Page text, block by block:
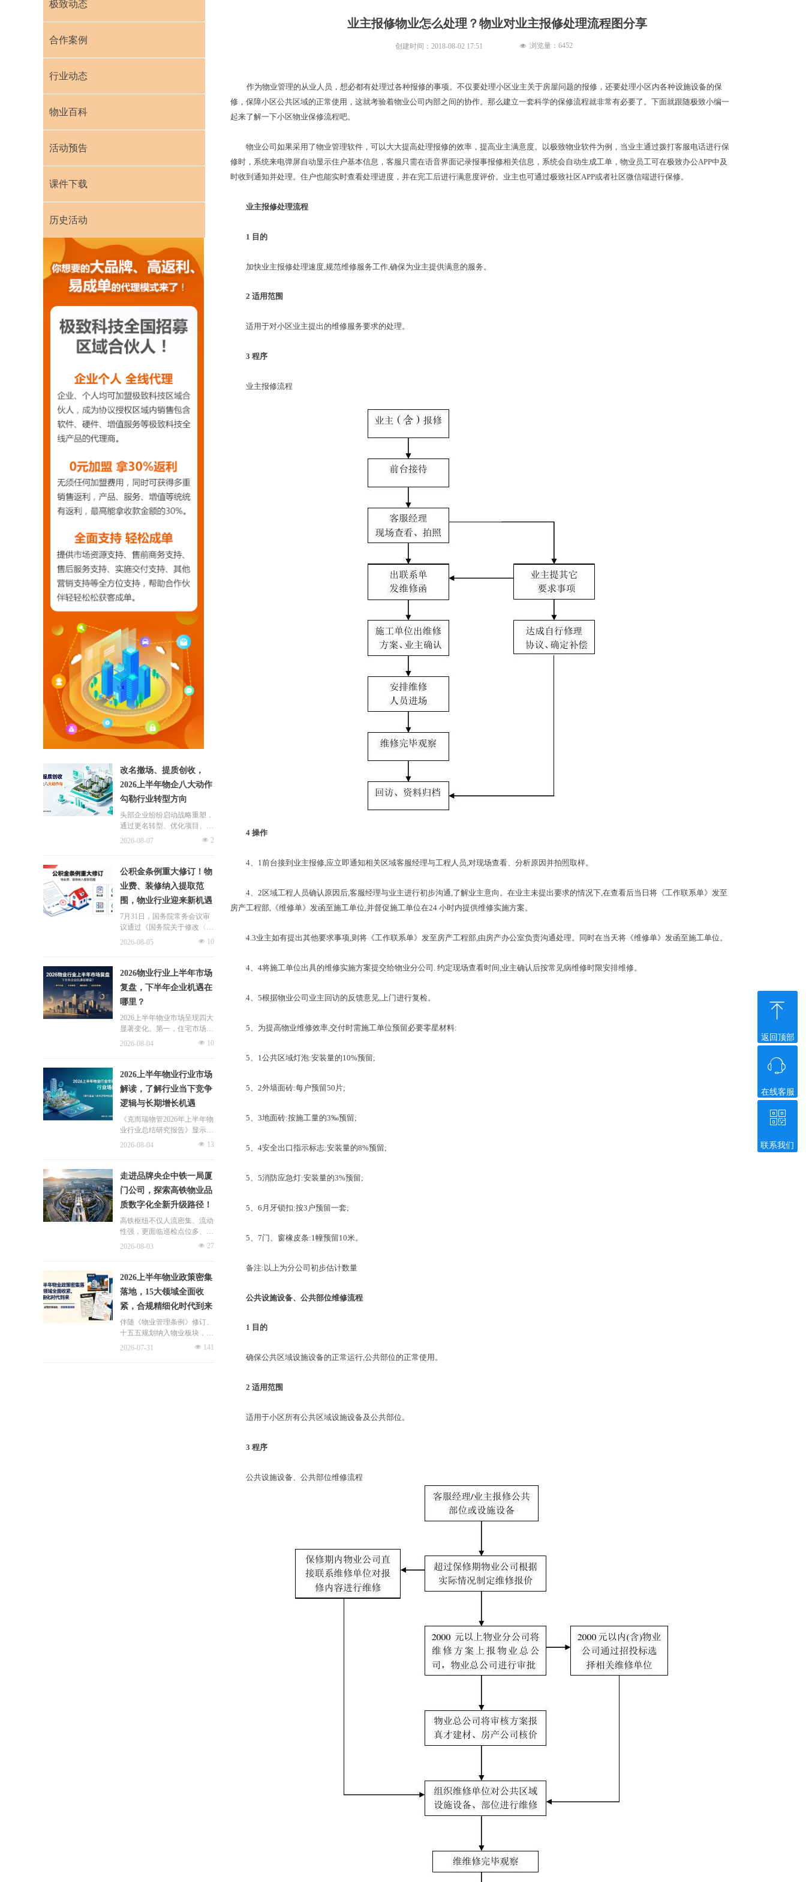
业主报修物业怎么处理？物业对业主报修处理流程图分享
作为物业管理的从业人员，想必都有处理过各种报修的事项。不仅要处理小区业主关于房屋问题的报修，还要处理小区内各种设施设备的保
修，保障小区公共区域的正常使用，这就考验着物业公司内部之间的协作。那么建立一套科学的保修流程就非常有必要了。下面就跟随极致小编一
起来了解一下小区物业保修流程吧。
物业公司如果采用了物业管理软件，可以大大提高处理报修的效率，提高业主满意度。以极致物业软件为例，当业主通过拨打客服电话进行保
修时，系统来电弹屏自动显示住户基本信息，客服只需在语音界面记录报事报修相关信息，系统会自动生成工单，物业员工可在极致办公APP中及
时收到通知并处理。住户也能实时查看处理进度，并在完工后进行满意度评价。业主也可通过极致社 区APP或者社区微信端进行保修。
业主报修处理流程
1 目的
加快业主报修处理速度,规范维修服务工作,确保为业主提供满意的服务。
2 适用范围
适用于对小区业主提出的维修服务要求的处理。
3 程序
业主报修流程
4 操作
4、 1前台接到业主报修,应立即通知相关区域客服经理与工程人 员,对现场查看、分析原因并拍照取样。
4、 2 区域工程人员确认原因 后,客服经理与业主进行初步沟通,了解业主意向。在业主未提出要求的情况下,在查看后当日将《工作联系单》发至
房产工程部, 《维修单》发函至施工单位,并督促施工单位在24 小时内提供维修实施方案。
4.3业主如有提出其他要求事项,则将《工作联系单》发至房产工程部,由房产办公室负责沟通处理。同时在当天将《维修单》发函至施工单位。
4、 4将施工单位出具的维修实施方案提交给物业分公司 . 约定现场查看时间,业主确认后按常见病维修时限安排维修。
4、 5根据物业公司业主回访的反馈意见,上门进行复检。
5、为提高物业维修效率,交付时需施工单位预留必要零星材料:
5、 1公共区域灯泡:安装量的10%预留;
5、 2外墙面砖:每户预留50 片;
5、 3地面砖:按施工量的3‰预留;
5、 4安全出口指示标志:安装量的8%预留;
5、 5消防应急灯:安装量的3%预留;
5、 6 月牙锁扣:按3 户预留一套;
5、 7门、窗橡皮条:1幢预留10米。
备注: 以上为分公司初步估计数量
公共设施设备、公共部位维修流程
1 目的
确保公共区域设施设备的正常运行,公共部位的正常使用。
2 适用范围
适用于小区所有公共区域设施设备及公共部位。
3 程序
公共设施设备、公共部位维修流程
创建时间： 2018-08-02 17:51
极致动态
合作案例
行业动态
物业百科
活动预告
课件下载
历史活动
넶 浏览量： 6452
【相关文章推荐】
改名撤场、提质创收，
2026上半年物企八大动作
勾勒行业转型方向
头部企业纷纷启动战略重塑，
通过更名转型、优化项目、升
级服务、挖掘增值收入等多重
一系列经营动作，也为行业下
半年发展指明方向。
넶 2
2026-08-07
公积金条例重大修订！物
业费、装修纳入提取范
围，物业行业迎来新机遇
7月31日，国务院常务会议审
议通过《国务院关于修改〈住
房公积金管理条例〉的决定
景迎来历史性扩容。提取情形
由原有6种拓展至9种，新增装
修自住住房、支付自住住房物
业费两大民生场景，同时设置
兜底条款支持其他合规住房消
费。这项顶层政策调整，不仅
惠及亿万缴存职工，也将深度
业。
넶 10
2026-08-05
2026物业行业上半年市场
复盘，下半年企业机遇在
哪里？
2026上半年物业市场呈现四大
显著变化。第一，住宅市场全
面进入存量化周期，老旧小区
零散老旧小区运营成本高、单
独经营难以盈利，连片整合、
片区化托管成为主流模式，政
企协同搭建长效运营机制，依
托社区增值服务反哺基础物业
服务，形成可持续经营闭环。
넶 10
2026-08-04
2026上半年物业行业市场
解读，了解行业当下竞争
逻辑与长期增长机遇
《克而瑞物管2026年上半年物
业行业总结研究报告》显示，
新房交付规模持续收缩，存量
最大课题。以上海为标杆，全
国超16座城市落地团购物业、
连片治理、政企协同新模式，
破解小区体量小、收费低、运
营亏损、无人接管难题。
넶 13
2026-08-04
走进品牌央企中铁一局厦
门公司，探索高铁物业品
质数字化全新升级路径！
高铁枢纽不仅人流密集、流动
性强，更面临巡检点位多、频
次高、覆盖广、标准严等多重
厦门公司的实际运营情况，为
其打造适配高铁业务场景的数
字化品质运营方案：通过搭建
标准库量化作业细则，按需动
态调整春运、节假日等特殊时
段的巡检需求，依托照片墙留
存巡检实景，杜绝作弊、敷衍
已完成、未完成、超时、问题
工单等状态，并智能督办超时
넶 27
2026-08-03
2026上半年物业政策密集
落地，15大领域全面收
紧，合规精细化时代到来
伴随《物业管理条例》修订、
十五五规划纳入物业板块，行
业彻底告别野蛮扩张模式，合
治成为未来核心发展主线。
넶 141
2026-07-31
在线客服
ꁱ
返回顶部
ꁸ
联系我们
ꀥ
微信二维码